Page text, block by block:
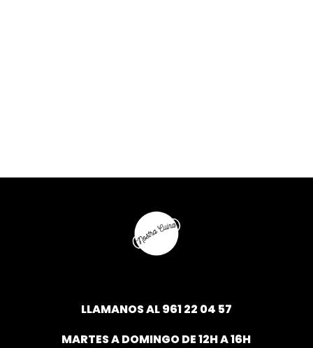
LLAMANOS AL961 22 04 57
MARTES A DOMINGO DE 12H A 16H